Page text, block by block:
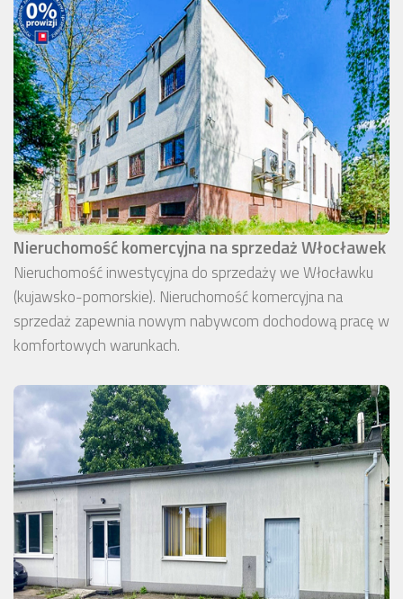
Nieruchomość komercyjna na sprzedaż Włocławek
Nieruchomość inwestycyjna do sprzedaży we Włocławku
(kujawsko-pomorskie). Nieruchomość komercyjna na
sprzedaż zapewnia nowym nabywcom dochodową pracę w
komfortowych warunkach.